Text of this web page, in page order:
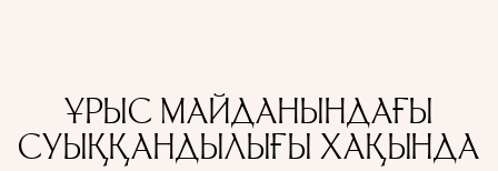
ҰРЫС МАЙДАНЫНДАҒЫ
СУЫҚҚАНДЫЛЫҒЫ ХАҚЫНДА